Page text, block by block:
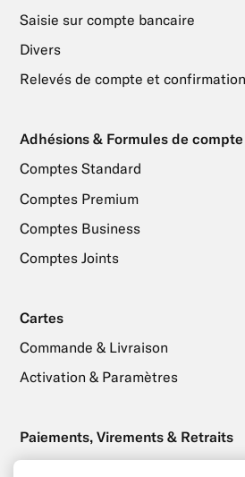
Saisie sur compte bancaire
Divers
Relevés de compte et
Adhésions & Formules de compte
Comptes Standard
Comptes Premium
Comptes Business
Comptes Joints
Cartes
Commande & Livraison
Activation & Paramètres
Paiements, Virements & Retraits